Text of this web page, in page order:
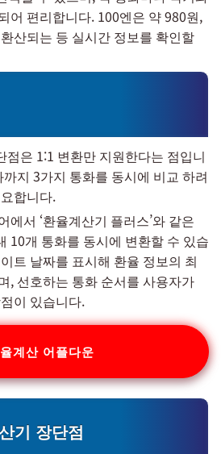
어 편리합니다. 100엔은 약 980원,
산되는 등 실시간 정보를 확인할
점은 1:1 변환만 지원한다는 점입니
지 3가지 통화를 동시에 비교 하려
합니다.
에서 ‘환율계산기 플러스’와 같은
10개 통화를 동시에 변환할 수 있습
트 날짜를 표시해 환율 정보의 최
, 선호하는 통화 순서를 사용자가
이 있습니다.
계산 어플다운
기 장단점